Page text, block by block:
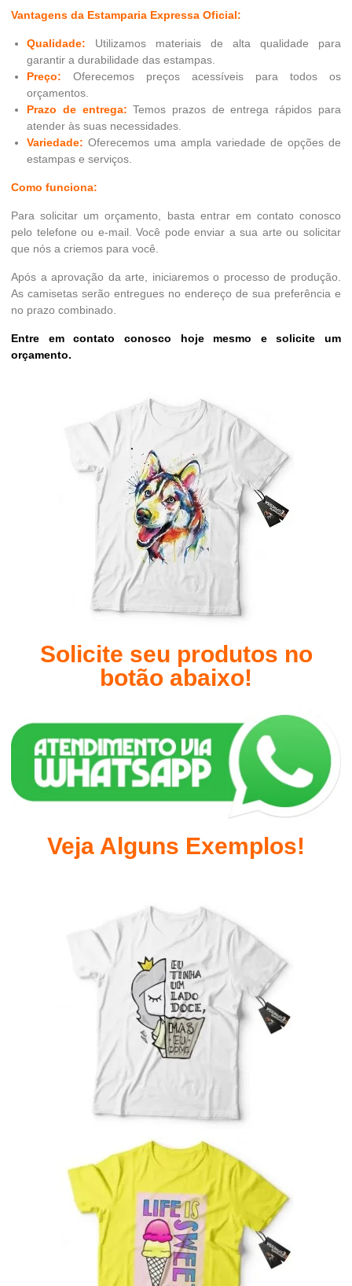
Vantagens da Estamparia Expressa Oficial:
Qualidade: Utilizamos materiais de alta qualidade para
garantir a durabilidade das estampas.
Preço: Oferecemos preços acessíveis para todos os
orçamentos.
Prazo de entrega: Temos prazos de entrega rápidos para
atender às suas necessidades.
Variedade: Oferecemos uma ampla variedade de opções de
estampas e serviços.
Como funciona:
Para solicitar um orçamento, basta entrar em contato conosco
pelo telefone ou e-mail. Você pode enviar a sua arte ou solicitar
que nós a criemos para você.
Após a aprovação da arte, iniciaremos o processo de produção.
As camisetas serão entregues no endereço de sua preferência e
no prazo combinado.
Entre em contato conosco hoje mesmo e solicite um
orçamento.
Solicite seu produtos no
botão abaixo!
Veja Alguns Exemplos!